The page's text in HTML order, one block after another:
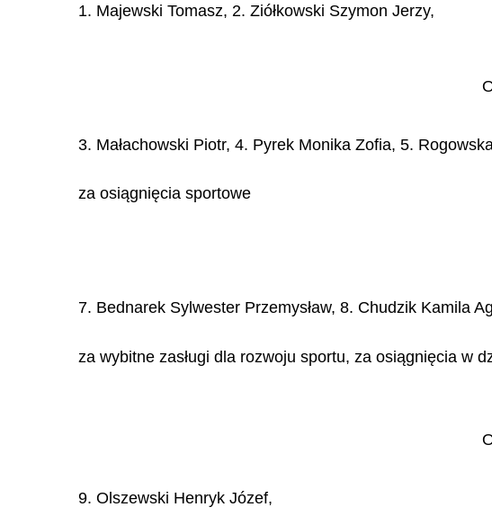
1. Majewski Tomasz, 2. Ziółkowski Szymon Jerzy,
3. Małachowski Piotr, 4. Pyrek Monika Zofia, 5.
za osiągnięcia sportowe
7. Bednarek Sylwester Przemysław, 8. Chudzik Kamila
za wybitne zasługi dla rozwoju sportu, za osiągnięcia w
9. Olszewski Henryk Józef,